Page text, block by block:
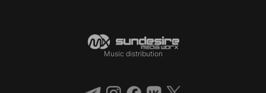
Music distribution